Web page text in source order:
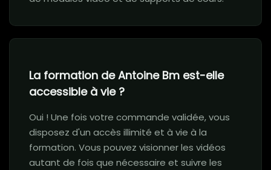
La formation de Antoine Bm est-elle
accessible à vie ?
Oui ! Une fois votre commande validée, vous
disposez d'un accès illimité et à vie à la
formation. Vous pouvez visionner les vidéos
autant de fois que nécessaire et suivre les